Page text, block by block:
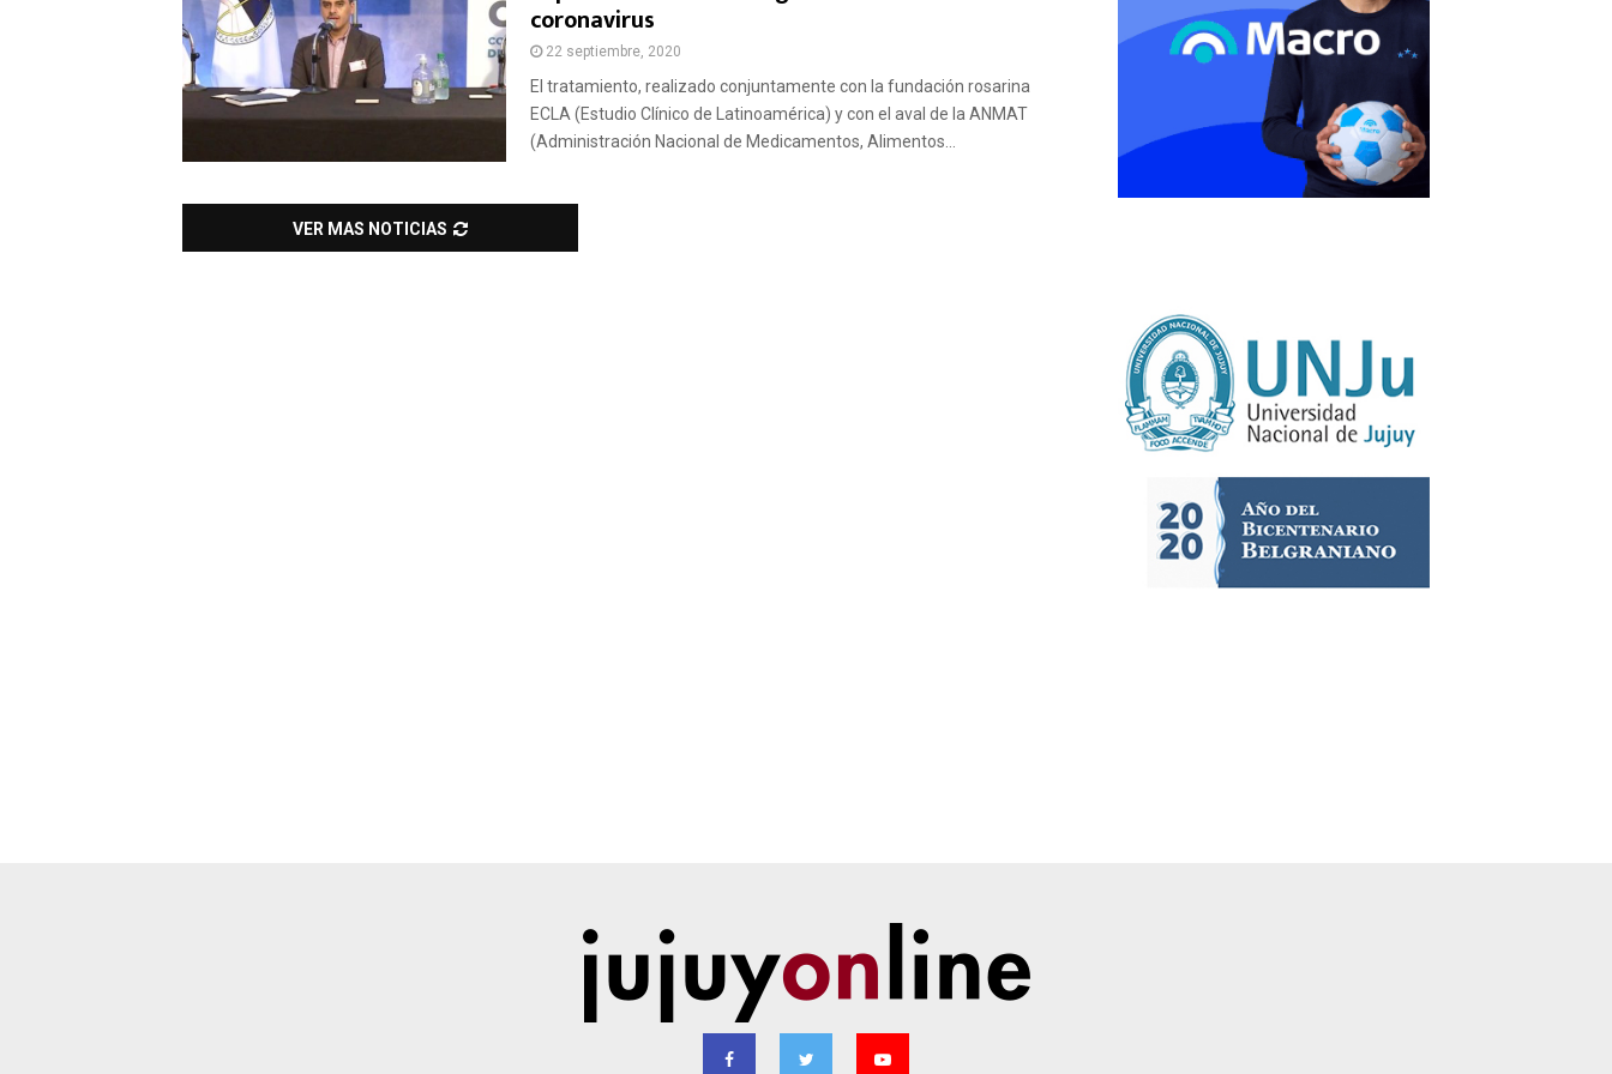
coronavirus
22 septiembre, 2020
El tratamiento, realizado conjuntamente con la fundación rosarina
ECLA (Estudio Clínico de Latinoamérica) y con el aval de la ANMAT
(Administración Nacional de Medicamentos, Alimentos...
VER MAS NOTICIAS